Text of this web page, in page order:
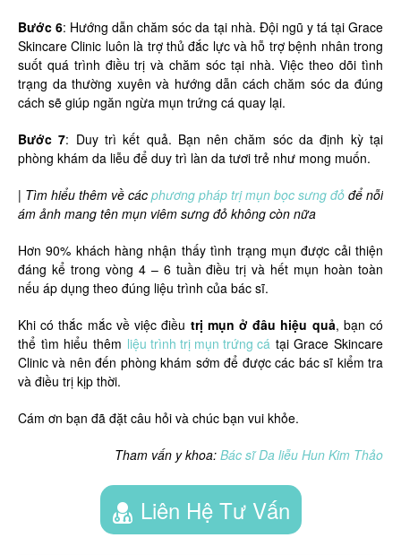
Bước 6: Hướng dẫn chăm sóc da tại nhà. Đội ngũ y tá tại Grace
Skincare Clinic luôn là trợ thủ đắc lực và hỗ trợ bệnh nhân trong
suốt quá trình điều trị và chăm sóc tại nhà. Việc theo dõi tình
trạng da thường xuyên và hướng dẫn cách chăm sóc da đúng
cách sẽ giúp ngăn ngừa mụn trứng cá quay lại.
Bước 7: Duy trì kết quả. Bạn nên chăm sóc da định kỳ tại
phòng khám da liễu để duy trì làn da tươi trẻ như mong muốn.
| Tìm hiểu thêm về các phương pháp trị mụn bọc sưng đỏ để nỗi
ám ảnh mang tên mụn viêm sưng đỏ không còn nữa
Hơn 90% khách hàng nhận thấy tình trạng mụn được cải thiện
đáng kể trong vòng 4 – 6 tuần điều trị và hết mụn hoàn toàn
nếu áp dụng theo đúng liệu trình của bác sĩ.
Khi có thắc mắc về việc điều trị mụn ở đâu hiệu quả, bạn có
thể tìm hiểu thêm liệu trình trị mụn trứng cá tại Grace Skincare
Clinic và nên đến phòng khám sớm để được các bác sĩ kiểm tra
và điều trị kịp thời.
Cám ơn bạn đã đặt câu hỏi và chúc bạn vui khỏe.
Tham vấn y khoa: Bác sĩ Da liễu Hun Kim Thảo
Liên Hệ Tư Vấn